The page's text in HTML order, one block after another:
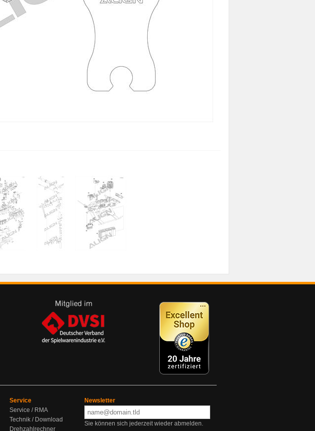
Service
Service / RMA
Technik / Download
Drehzahlrechner
Newsletter
Sie können sich jederzeit wieder abmelden.